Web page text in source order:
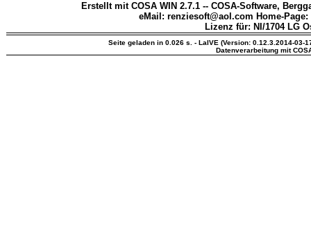
Erstellt mit COSA WIN 2.7.1 -- COSA-Software,
eMail: renziesoft@aol.com Home-Page:
Lizenz für: NI/1704 LG
Seite geladen in 0.026 s. - LaIVE (Version: 0.12.3.2014-03-
Datenverarbeitung mit